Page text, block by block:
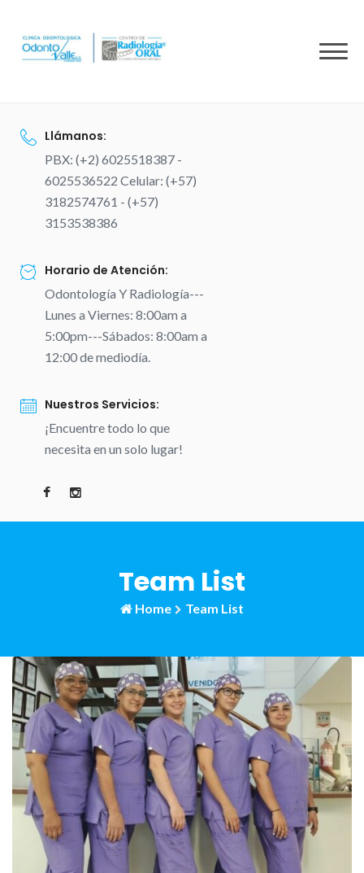
content
Llámanos:
PBX: (+2) 6025518387 -
6025536522 Celular: (+57)
3182574761 - (+57)
3153538386
Horario de Atención:
Odontología Y Radiología---
Lunes a Viernes: 8:00am a
5:00pm---Sábados: 8:00am a
12:00 de mediodía.
Nuestros Servicios:
¡Encuentre todo lo que
necesita en un solo lugar!
Team List
Home Team List